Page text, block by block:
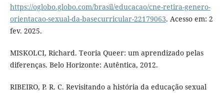
https://oglobo.globo.com/brasil/educacao/cne-retira-genero-
orientacao-sexual-da-basecurricular-22179063. Acesso em: 2
fev. 2025.
MISKOLCI, Richard. Teoria Queer: um aprendizado pelas
diferenças. Belo Horizonte: Autêntica, 2012.
RIBEIRO, P. R. C. Revisitando a história da educação sexual